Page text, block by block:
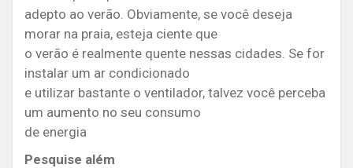
adepto ao verão. Obviamente, se você deseja
morar na praia, esteja ciente que
o verão é realmente quente nessas cidades. Se for
instalar um ar condicionado
e utilizar bastante o ventilador, talvez você perceba
um aumento no seu consumo
de energia
Pesquise além